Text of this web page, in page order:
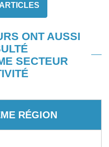
ONT AUSSI
SECTEUR
RÉGION